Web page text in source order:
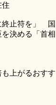
住
終止符を」 国
決める「首相
上がるおすす